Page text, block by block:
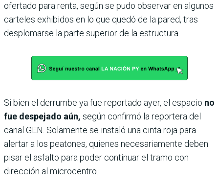
ofertado para renta, según se pudo observar en algunos
carteles exhibidos en lo que quedó de la pared, tras
desplomarse la parte superior de la estructura.
Si bien el derrumbe ya fue reportado ayer, el espacio no
fue despejado aún, según confirmó la reportera del
canal GEN. Solamente se instaló una cinta roja para
alertar a los peatones, quienes necesariamente deben
pisar el asfalto para poder continuar el tramo con
dirección al microcentro.